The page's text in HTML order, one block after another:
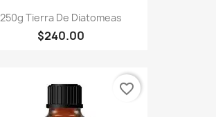
250g Tierra De Diatomeas
$240.00
favorite_border